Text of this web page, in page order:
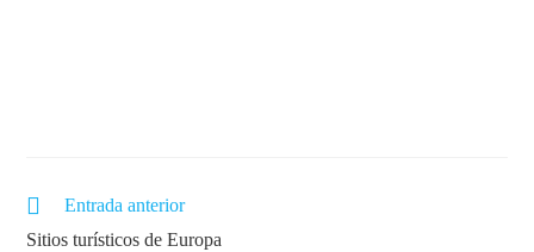
Entrada anterior
Sitios turísticos de Europa